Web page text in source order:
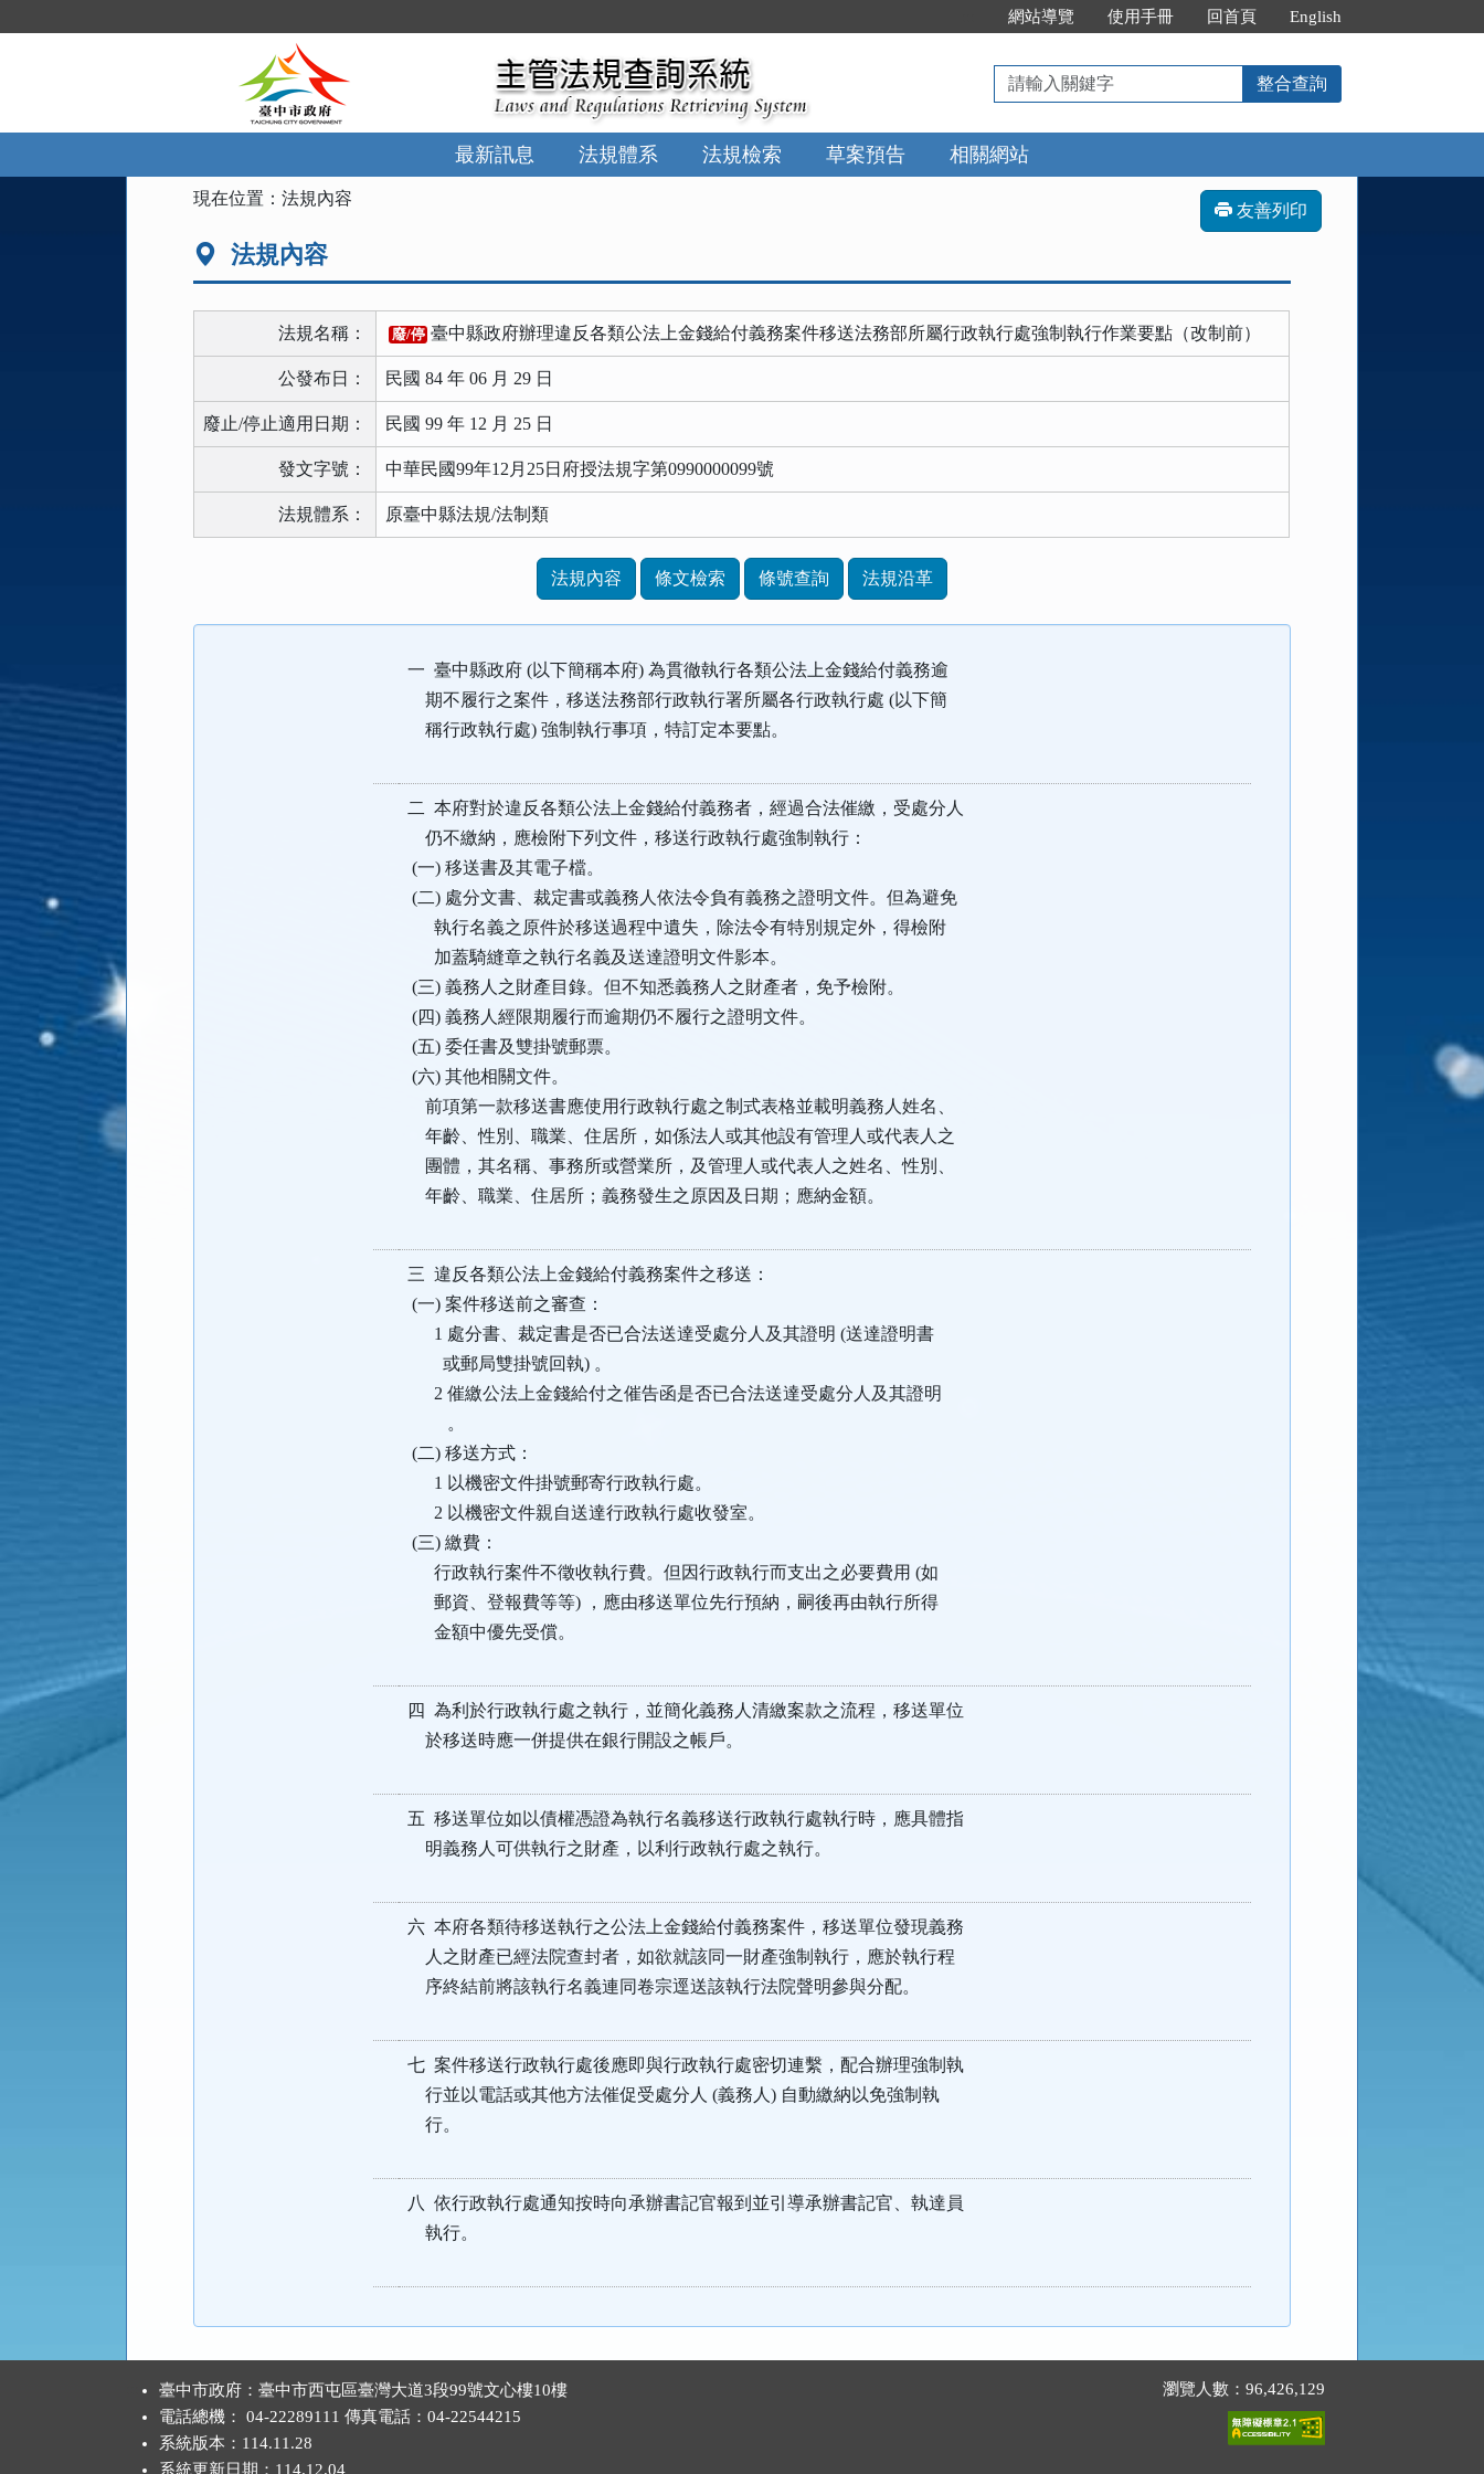
到
網站導覽 使用手冊 回首頁 English
請
輸
入
關
鍵
整合查詢
最新訊息 法規體系 法規檢索 草案預告 相關網站
現在位置：法規內容
友善列印
法規內容
法規名稱： 廢/停 臺中縣政府辦理違反各類公法上金錢給付義務案件移送法務部所屬行政執行處強制執行作業要點（改制前）
公發布日： 民國 84 年 06 月 29 日
廢止/停止適用日期： 民國 99 年 12 月 25 日
發文字號： 中華民國99年12月25日府授法規字第0990000099號
法規體系： 原臺中縣法規/法制類
功
法規內容 條文檢索 條號查詢 法規沿革
一 臺中縣政府 (以下簡稱本府) 為貫徹執行各類公法上金錢給付義務逾
期不履行之案件，移送法務部行政執行署所屬各行政執行處 (以下簡
稱行政執行處) 強制執行事項，特訂定本要點。
二 本府對於違反各類公法上金錢給付義務者，經過合法催繳，受處分人
仍不繳納，應檢附下列文件，移送行政執行處強制執行：
(一) 移送書及其電子檔。
(二) 處分文書、裁定書或義務人依法令負有義務之證明文件。但為避免
執行名義之原件於移送過程中遺失，除法令有特別規定外，得檢附
加蓋騎縫章之執行名義及送達證明文件影本。
(三) 義務人之財產目錄。但不知悉義務人之財產者，免予檢附。
(四) 義務人經限期履行而逾期仍不履行之證明文件。
(五) 委任書及雙掛號郵票。
(六) 其他相關文件。
前項第一款移送書應使用行政執行處之制式表格並載明義務人姓名、
年齡、性別、職業、住居所，如係法人或其他設有管理人或代表人之
團體，其名稱、事務所或營業所，及管理人或代表人之姓名、性別、
年齡、職業、住居所；義務發生之原因及日期；應納金額。
三 違反各類公法上金錢給付義務案件之移送：
(一) 案件移送前之審查：
1 處分書、裁定書是否已合法送達受處分人及其證明 (送達證明書
或郵局雙掛號回執) 。
2 催繳公法上金錢給付之催告函是否已合法送達受處分人及其證明
。
(二) 移送方式：
1 以機密文件掛號郵寄行政執行處。
2 以機密文件親自送達行政執行處收發室。
(三) 繳費：
行政執行案件不徵收執行費。但因行政執行而支出之必要費用 (如
郵資、登報費等等) ，應由移送單位先行預納，嗣後再由執行所得
金額中優先受償。
四 為利於行政執行處之執行，並簡化義務人清繳案款之流程，移送單位
於移送時應一併提供在銀行開設之帳戶。
五 移送單位如以債權憑證為執行名義移送行政執行處執行時，應具體指
明義務人可供執行之財產，以利行政執行處之執行。
六 本府各類待移送執行之公法上金錢給付義務案件，移送單位發現義務
人之財產已經法院查封者，如欲就該同一財產強制執行，應於執行程
序終結前將該執行名義連同卷宗逕送該執行法院聲明參與分配。
七 案件移送行政執行處後應即與行政執行處密切連繫，配合辦理強制執
行並以電話或其他方法催促受處分人 (義務人) 自動繳納以免強制執
行。
八 依行政執行處通知按時向承辦書記官報到並引導承辦書記官、執達員
執行。
臺中市政府：臺中市西屯區臺灣大道3段99號文心樓10樓
電話總機： 04-22289111 傳真電話：04-22544215
系統版本： 114.11.28
系統更新日期： 114.12.04
瀏覽人數：96,426,129